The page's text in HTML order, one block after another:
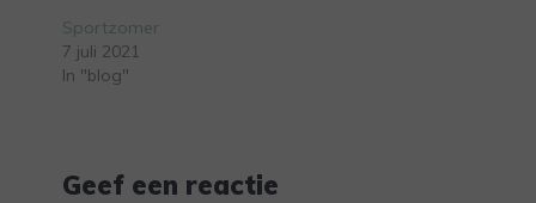
Sportzomer
7 juli 2021
In "blog"
Geef een reactie